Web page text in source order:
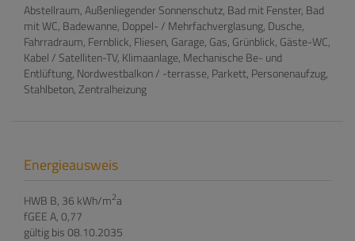
Abstellraum Außenliegender Sonnenschutz Bad mit Fenster Bad
mit WC Badewanne Doppel- / Mehrfachverglasung Dusche
Fahrradraum Fernblick Fliesen Garage Gas Grünblick Gäste-WC
Kabel / Satelliten-TV Klimaanlage Mechanische Be- und
Entlüftung Nordwestbalkon / -terrasse Parkett Personenaufzug
Stahlbeton Zentralheizung
Energieausweis
HWB B, 36 kWh/m2a
fGEEA, 0,77
gültig bis08.10.2035